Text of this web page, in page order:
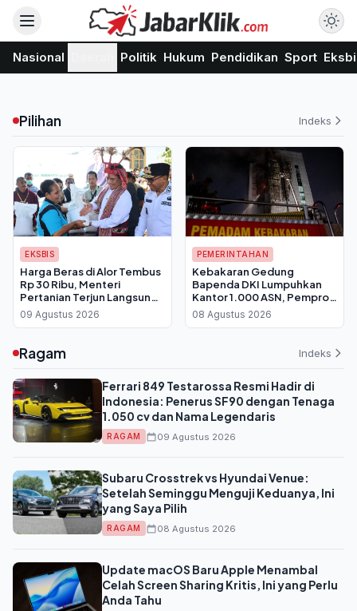
Nasional Politik Hukum Pendidikan Sport
Pilihan Indeks
EKSBIS
Harga Beras di Alor Tembus
Rp 30 Ribu, Menteri
Pertanian Terjun Langsung
Salurkan Bantuan 30 Kg per
Keluarga
09 Agustus 2026
PEMERINTAHAN
Kebakaran Gedung
Bapenda DKI Lumpuhkan
Kantor 1.000 ASN, Pemprov
Berlakukan WFH Bergantian
08 Agustus 2026
Ragam Indeks
Ferrari 849 Testarossa Resmi Hadir di
Indonesia: Penerus SF90 dengan Tenaga
1.050 cv dan Nama Legendaris
RAGAM 09 Agustus 2026
Subaru Crosstrek vs Hyundai Venue:
Setelah Seminggu Menguji Keduanya, Ini
yang Saya Pilih
RAGAM 08 Agustus 2026
Update macOS Baru Apple Menambal
Celah Screen Sharing Kritis, Ini yang Perlu
Anda Tahu